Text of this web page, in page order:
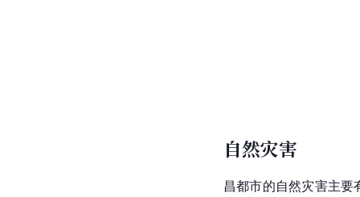
自然灾害
昌都市的自然灾害主要